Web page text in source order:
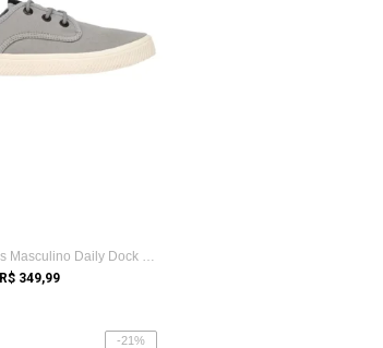
Tênis Aramis Masculino Daily Dock Canvas Cinza
R$ 349,99
-21%